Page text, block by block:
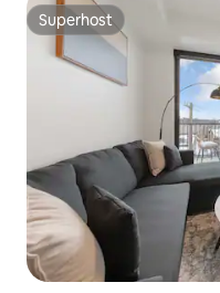
Superhost
Superhost